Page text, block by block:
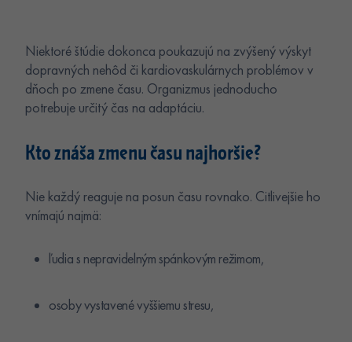
Niektoré štúdie dokonca poukazujú na zvýšený výskyt
dopravných nehôd či kardiovaskulárnych problémov v
dňoch po zmene času. Organizmus jednoducho
potrebuje určitý čas na adaptáciu.
Kto znáša zmenu času najhoršie?
Nie každý reaguje na posun času rovnako. Citlivejšie ho
vnímajú najmä:
ľudia s nepravidelným spánkovým režimom,
osoby vystavené vyššiemu stresu,